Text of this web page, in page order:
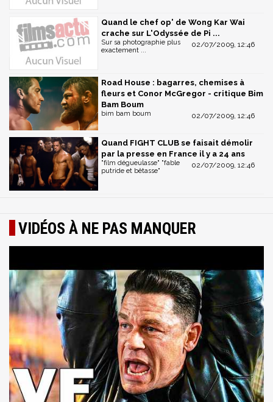
Quand le chef op' de Wong Kar Wai
crache sur L'Odyssée de Pi ...
02/07/2009, 12:46
Sur sa photographie plus
exactement ...
Road House : bagarres, chemises à
fleurs et Conor McGregor - critique Bim
Bam Boum
02/07/2009, 12:46
bim bam boum
Quand FIGHT CLUB se faisait démolir
par la presse en France il y a 24 ans
02/07/2009, 12:46
"film dégueulasse" "fable
putride et bêtasse"
VIDÉOS À NE PAS MANQUER